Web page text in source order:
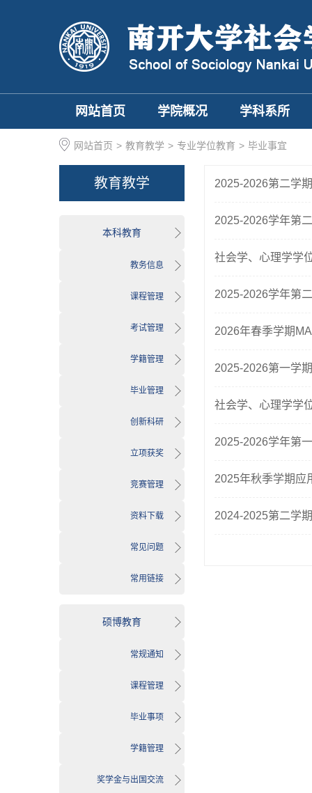
网站首页 学院概况 学科系所
网站首页 > 教育教学 > 专业学位教育 > 毕业事宜
教育教学
本科教育
教务信息
课程管理
考试管理
学籍管理
毕业管理
创新科研
立项获奖
竞赛管理
资料下载
常见问题
常用链接
硕博教育
常规通知
课程管理
毕业事项
学籍管理
奖学金与出国交流
2025-2026第二学
2025-2026学年第
社会学、心理学学
2025-2026学年第
2026年春季学期
2025-2026第一学
社会学、心理学学
2025-2026学年第
2025年秋季学期应
2024-2025第二学